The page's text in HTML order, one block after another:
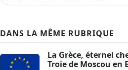
DANS LA MÊME RUBRIQUE
La Grèce, éternel
Troie de Moscou en